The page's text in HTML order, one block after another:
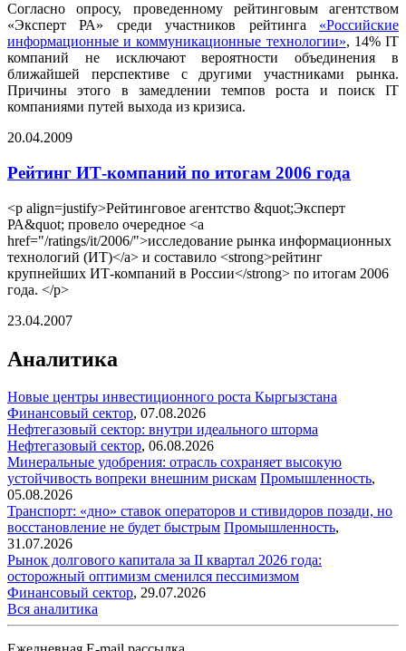
Согласно опросу, проведенному рейтинговым агентством
«Эксперт РА» среди участников рейтинга «Российские
информационные и коммуникационные технологии», 14% IT
компаний не исключают вероятности объединения в
ближайшей перспективе с другими участниками рынка.
Причины этого в замедлении темпов роста и поиск IT
компаниями путей выхода из кризиса.
20.04.2009
Рейтинг ИТ-компаний по итогам 2006 года
<p align=justify>Рейтинговое агентство &quot;Эксперт
РА&quot; провело очередное <a
href="/ratings/it/2006/">исследование рынка информационных
технологий (ИТ)</a> и составило <strong>рейтинг
крупнейших ИТ-компаний в России</strong> по итогам 2006
года. </p>
23.04.2007
Аналитика
Новые центры инвестиционного роста Кыргызстана
Финансовый сектор, 07.08.2026
Нефтегазовый сектор: внутри идеального шторма
Нефтегазовый сектор, 06.08.2026
Минеральные удобрения: отрасль сохраняет высокую
устойчивость вопреки внешним рискам Промышленность,
05.08.2026
Транспорт: «дно» ставок операторов и стивидоров позади, но
восстановление не будет быстрым Промышленность,
31.07.2026
Рынок долгового капитала за II квартал 2026 года:
осторожный оптимизм сменился пессимизмом
Финансовый сектор, 29.07.2026
Вся аналитика